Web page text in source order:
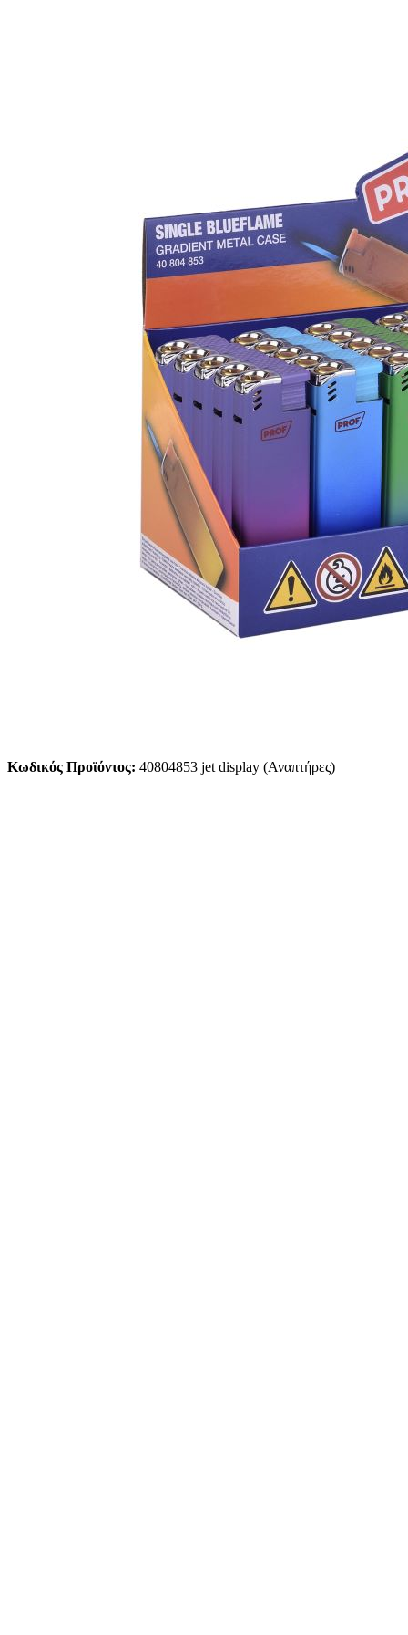
Κωδικός Προϊόντος: 40804853 jet display (Αναπτήρες)